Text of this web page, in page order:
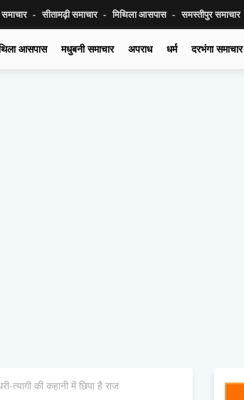
सीतामढ़ी समाचार मिथिला आसपास समस्तीपुर समाचार
आसपास मधुबनी समाचार अपराध धर्म दरभंगा समाचार
त्यागी की कहानी में छिपा है राज